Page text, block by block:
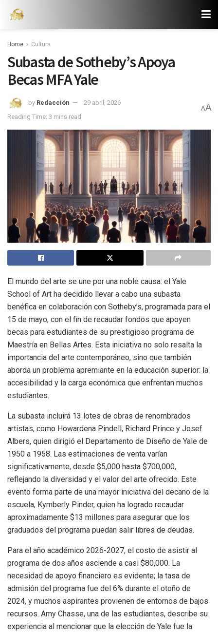
Home Cultura
Subasta de Sotheby’s Apoya
Becas MFA Yale
by Redacción
29 abril, 2026
Reading Time: 3 mins read
AA
El mundo del arte se une por una noble causa: el Yale
School of Art ha decidido llevar a cabo una subasta
benéfica en colaboración con Sotheby’s, programada para el
15 de mayo, con el fin de recaudar fondos que apoyen
becas para estudiantes de su prestigioso programa de
Maestría en Bellas Artes. Esta iniciativa no solo resalta la
importancia del arte contemporáneo, sino que también
aborda un problema apremiante en la educación superior: la
accesibilidad y la carga económica que enfrentan muchos
estudiantes.
La subasta incluirá 13 lotes de obras de renombrados
artistas, como Howardena Pindell, Richard Prince y Josef
Albers, quien dirigió el Departamento de Diseño de Yale de
1950 a 1958. Las estimaciones de venta varían
significativamente, desde $5,000 hasta $700,000,
reflejando la diversidad y el valor del arte ofrecido. Este
evento forma parte de una mayor iniciativa del decano de la
escuela, Kymberly Pinder, quien ha logrado recaudar
aproximadamente $13 millones para asegurar que los
graduados del programa puedan salir libres de deudas.
Para el año académico 2026-2027, el costo de asistir al
programa de dos años asciende a casi $80,000. La
necesidad de apoyo financiero es evidente; la tasa de
admisión del programa fue del 6% durante el otoño de
2024, y muchos aspirantes provienen de entornos de bajos
recursos. Amy Chasse, una de las estudiantes, describe su
experiencia al mencionar que la elección de Yale fue la